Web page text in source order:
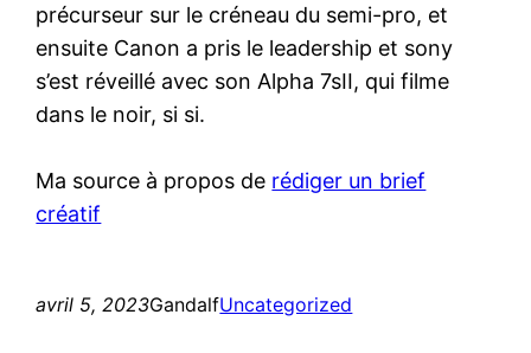
précurseur sur le créneau du semi-pro, et
ensuite Canon a pris le leadership et sony
s’est réveillé avec son Alpha 7sII, qui filme
dans le noir, si si.
Ma source à propos de rédiger un brief
créatif
avril 5, 2023GandalfUncategorized